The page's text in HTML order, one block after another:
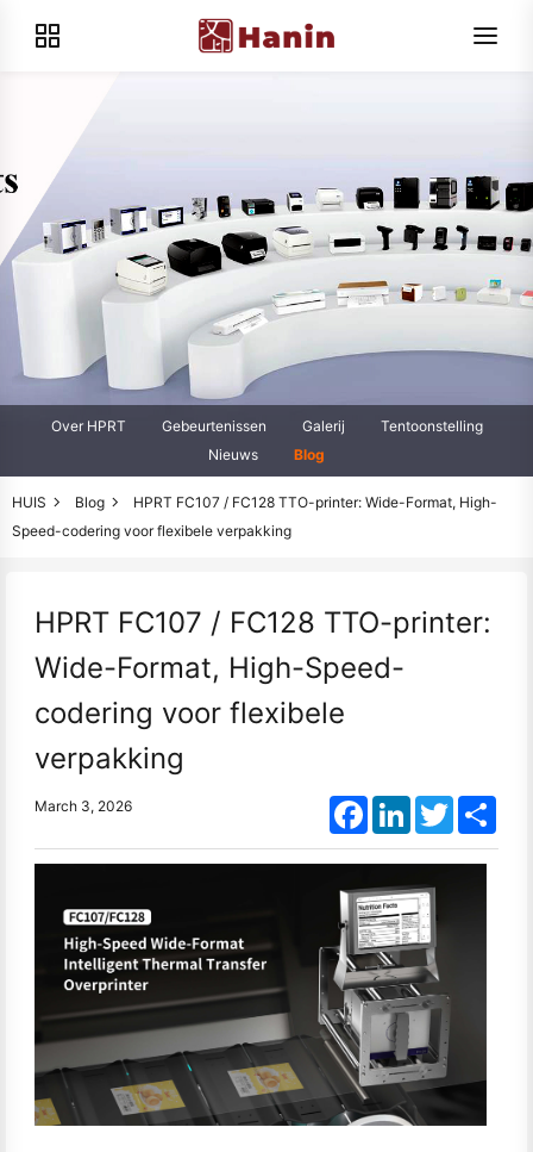
Over HPRT Gebeurtenissen Galerij
Tentoonstelling
Nieuws
Blog
HUIS Blog
HPRT FC107 / FC128 TTO-printer: Wide-Format, High-
Speed-codering voor flexibele verpakking
HPRT FC107 / FC128 TTO-printer:
Wide-Format, High-Speed-
codering voor flexibele
verpakking
March 3, 2026 FacebookLinkedInTwitter